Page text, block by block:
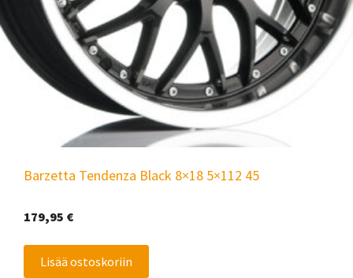
Barzetta Tendenza Black 8×18 5×112 45
179,95 €
Lisää ostoskoriin